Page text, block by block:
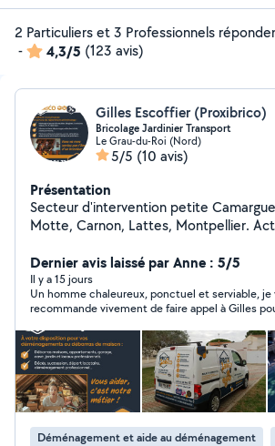
2 Particuliers et 3 Professionnels
-
4,3/5 (123 avis)
Gilles Escoffier (Proxibrico)
Bricolage Jardinier Transport
Le Grau-du-Roi (Nord)
5/5 (10 avis)
Présentation
Secteur d'intervention petite
Motte, Carnon, Lattes, Montpellier.
professionnel. Entreprise inscrite au Registre du
commerce. RC professionnelle. - Tout type de
bricolage, peinture, enduits. - Jardinage,
debroussaillage, Entretien régulier ou ponctuel.
Transport en déchetterie. - Débouchage de
canalisation. Intervention Rapide. Pas
Urgence/WE. - Entretien, mise en eau piscine. -
Débarras jardins, maison, jardins. Mon objectif : vous
simplifier la vie, intervenir rapidement.
de frais de déplacement. CB
Dernier avis laissé par Anne : 5/5
Il y a 15 jours
Un homme chaleureux, ponctuel et serviable, je
recommande vivement de faire appel à Gilles
Déménagement et aide au déménagement